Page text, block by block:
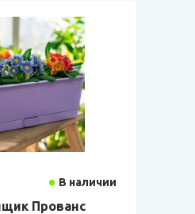
В наличии
Прованс